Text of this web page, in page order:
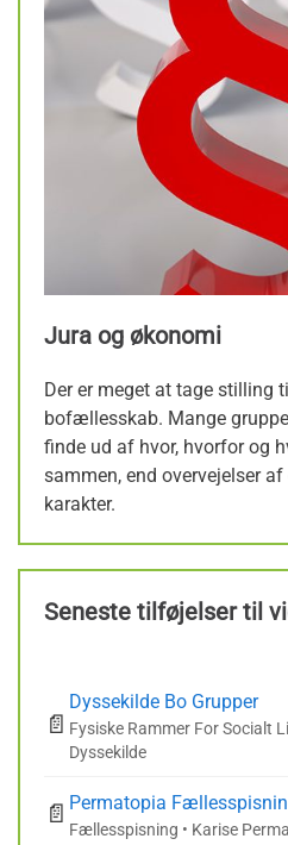
Jura og økonomi
Der er meget at tage stilling
bofællesskab. Mange
finde ud af hvor, hvorfor og
sammen, end overvejelser
karakter.
Seneste tilføjelser til
📄
Dyssekilde Bo Grupper
Fysiske Rammer For Socialt
Dyssekilde
📄 Permatopia
Fællesspisning • Karise